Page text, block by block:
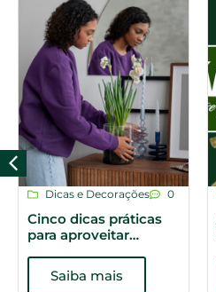
Dicas e Decorações 0
Cinco dicas práticas
para aproveitar
apartamento
Saiba mais